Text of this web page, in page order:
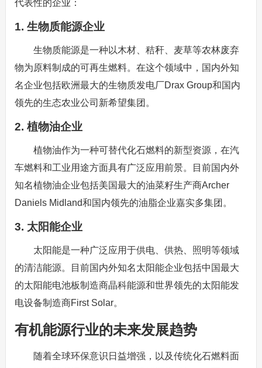
代表性的企业：
1. 生物质能源企业
生物质能源是一种以木材、秸秆、麦草等农林废弃
物为原料制成的可再生燃料。在这个领域中，国内外知
名企业包括欧洲最大的生物质发电厂Drax Group和国内
领先的生态农业公司新希望集团。
2. 植物油企业
植物油作为一种可替代化石燃料的新型资源，在汽
车燃料和工业用途方面具有广泛应用前景。目前国内外
知名植物油企业包括美国最大的油菜籽生产商Archer
Daniels Midland和国内领先的油脂企业嘉实多集团。
3. 太阳能企业
太阳能是一种广泛应用于供电、供热、照明等领域
的清洁能源。目前国内外知名太阳能企业包括中国最大
的太阳能电池板制造商晶科能源和世界领先的太阳能发
电设备制造商First Solar。
有机能源行业的未来发展趋势
随着全球环保意识日益增强，以及传统化石燃料面